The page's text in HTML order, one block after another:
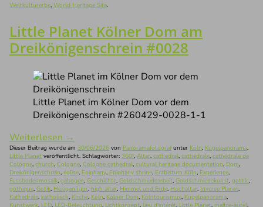
Weltkulturerbe, World Heritage Site.
Little Planet Kölner Dom am
Dreikönigenschrein #0028
Little Planet im Kölner Dom vor dem
Dreikönigenschrein #260429-0028-1-1
Weiterlesen →
Dieser Beitrag wurde am 30/06/2026 von Panoramafotografunter Köln, Kugelpanorama,
Little Planet veröffentlicht. Schlagwörter: 360°, Altar, cathedral, cathédrale, cathédrale de
Cologne, church, Cologne, Cologne cathedral, cultural heritage documentation, Dom,
Dreikönigenschrein, église, Epiphany, Epiphany shrine, Erzbistum Köln, Experience,
Fussbodenmosaik, gebogen, Geschichte, Goldschmiedearbeit, Goldschmiedekunst, gothic,
gothique, Gotik, Heiligenfigur, high altar, Himmel und Erde, Hochaltar, Inverse Planet,
Kathedrale, katholisch, Kirche, Köln, Kölner Dom, Kölntourismus, Kugelpanorama,
Kunstwerk, LED, LED-Beleuchtung, Lichtkonzept, lieu d'intérêt, Little Planet, maître-autel,